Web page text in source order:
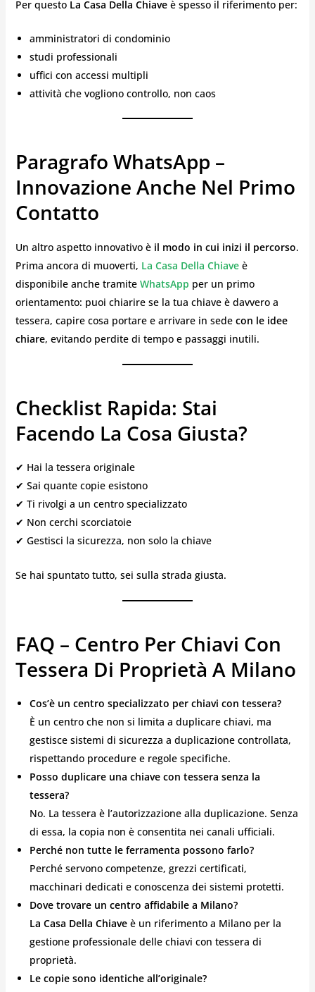
Per questo La Casa Della Chiaveè spesso il riferimento per:
amministratori di condominio
studi professionali
uffici con accessi multipli
attività che vogliono controllo, non caos
Paragrafo WhatsApp –
Innovazione Anche Nel Primo
Contatto
Un altro aspetto innovativo è il modo in cui inizi il percorso.
Prima ancora di muoverti, La Casa Della Chiaveè
disponibile anche tramite WhatsApp per un primo
orientamento: puoi chiarire se la tua chiave è davvero a
tessera, capire cosa portare e arrivare in sede con le idee
chiare, evitando perdite di tempo e passaggi inutili.
Checklist Rapida: Stai
Facendo La Cosa Giusta?
✔ Hai la tessera originale
✔ Sai quante copie esistono
✔ Ti rivolgi a un centro specializzato
✔ Non cerchi scorciatoie
✔ Gestisci la sicurezza, non solo la chiave
Se hai spuntato tutto, sei sulla strada giusta.
FAQ – Centro Per Chiavi Con
Tessera Di Proprietà A Milano
Cos’è un centro specializzato per chiavi con tessera?
È un centro che non si limita a duplicare chiavi, ma
gestisce sistemi di sicurezza a duplicazione controllata,
rispettando procedure e regole specifiche.
Posso duplicare una chiave con tessera senza la
tessera?
No. La tessera è l’autorizzazione alla duplicazione. Senza
di essa, la copia non è consentita nei canali ufficiali.
Perché non tutte le ferramenta possono farlo?
Perché servono competenze, grezzi certificati,
macchinari dedicati e conoscenza dei sistemi protetti.
Dove trovare un centro affidabile a Milano?
La Casa Della Chiaveè un riferimento a Milano per la
gestione professionale delle chiavi con tessera di
proprietà.
Le copie sono identiche all’originale?